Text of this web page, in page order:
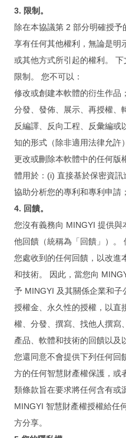
企业培训
培训报价
项
客戶實例
FileMaker 项目开发
iOS / Android 项目开发
问题 & 解决
实
例
金門醫院通過SNQ國家標章
將 FileMaker 3.0 平順轉至17
IPQC / OQA 巡检系统
公文系统
活
动
3. 限制。
除在本協議第 2 部分明確授
享有任何其他權利，無論是明
或其他方式所引起的權利。
限制。 您不可以：
修改或創建本軟體的衍生作品；
分發、發佈、展示、再授權、
反編譯、反向工程、反彙編或
知的形式（除非適用法律允許
更改或刪除本軟體中的任何版
體用於：(i) 直接基於保密資
協助分析您的專利和專利申請
4. 回饋。
您沒有義務向 MINGYI 提供
他回饋（統稱為「回饋」）。
您處收到的任何回饋，以改進
和技術。 因此，當您向
予 MINGYI 及其關係企業和子
授權金、永久性的授權，以直
權、分發、撰寫、找他人撰寫
產品、軟體和技術的回饋以及
您還同意不會提供下列任何回
方的任何智慧財產權保護，或
類條款旨在要求將任何含有或
MINGYI 智慧財產權授權給任
方分享。